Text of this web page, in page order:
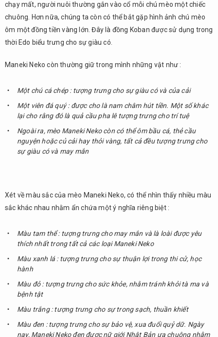
chạy mất, người nuôi thường gắn vào cổ mỗi chú mèo một chiếc
chuông. Hơn nữa, chúng ta còn có thể bắt gặp hình ảnh chú mèo
ôm một đồng tiền vàng lớn. Đây là đồng Koban được sử dụng trong
thời Edo biểu trưng cho sự giàu có.
Maneki Neko còn thường giữ trong mình những vật như :
Một chú cá chép : tượng trưng cho sự giàu có và của cải
Một viên đá quý : được cho là nam châm hút tiền. Một số khác
lại cho rằng đó là quả cầu pha lê tượng trưng cho trí tuệ
Ngoài ra, mèo Maneki Neko còn có thể ôm bầu cá, thẻ cầu
nguyện hoặc củ cải hay thỏi vàng, tất cả đều tượng trưng cho
sự giàu có và may mắn
Xét về màu sắc của mèo Maneki Neko, có thể nhìn thấy nhiều màu
sắc khác nhau nhằm ẩn chứa một ý nghĩa riêng biệt :
Màu tam thể : tượng trưng cho may mắn và là loài được yêu
thích nhất trong tất cả các loại Maneki Neko
Màu xanh lá : tượng trưng cho sự thuận lợi trong thi cử, học
hành
Màu đỏ : tượng trưng cho sức khỏe, nhằm tránh khỏi tà ma và
bệnh tật
Màu trắng : tượng trưng cho sự trong sạch, thuần khiết
Màu đen : tượng trưng cho sự bảo vệ, xua đuổi quỷ dữ. Ngày
nay, Maneki Neko đen được nữ giới Nhật Bản ưa chuộng nhằm